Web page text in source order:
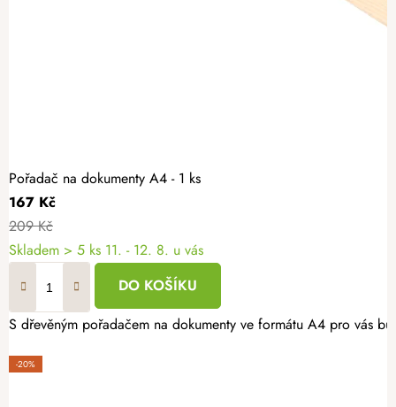
Pořadač na dokumenty A4 - 1 ks
167 Kč
209 Kč
Skladem > 5 ks 11. - 12. 8. u vás
DO KOŠÍKU
S dřevěným pořadačem na dokumenty ve formátu A4 pro vás
-20%